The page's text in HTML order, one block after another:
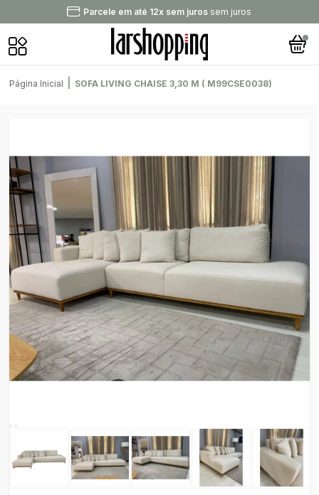
Compre no PIXe ganhe mais desconto
Página Inicial SOFA LIVING CHAISE 3,30 M ( M99CSE0038)